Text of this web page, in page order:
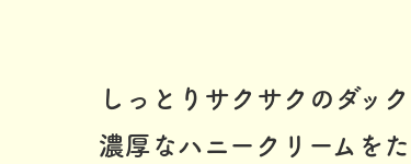
しっとりサクサクのダッ
濃厚なハニークリームを